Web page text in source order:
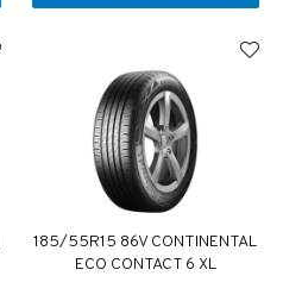
185/55R15 86V CONTINENTAL
ECO CONTACT 6 XL